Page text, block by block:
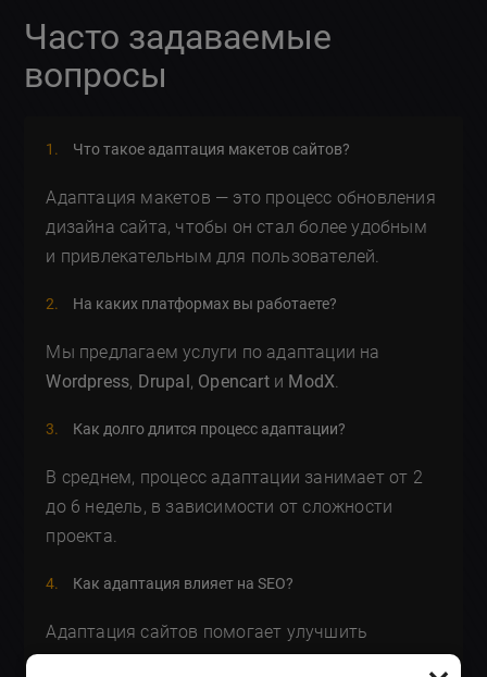
Часто задаваемые
вопросы
Что такое адаптация макетов сайтов?
Адаптация макетов — это процесс обновления
дизайна сайта, чтобы он стал более удобным
и привлекательным для пользователей.
На каких платформах вы работаете?
Мы предлагаем услуги по адаптации на
Wordpress, Drupal, Opencartи ModX.
Как долго длится процесс адаптации?
В среднем, процесс адаптации занимает от 2
до 6 недель, в зависимости от сложности
проекта.
Как адаптация влияет на SEO?
Адаптация сайтов помогает улучшить
позиции в поисковых системах за счет